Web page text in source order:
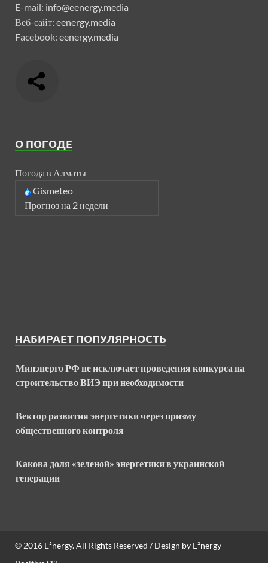
E-mail: info@eenergy.media
Веб-сайт: eenergy.media
Facebook: eenergy.media
О ПОГОДЕ
Погода в Алматы
Gismeteo
Прогноз на 2 недели
НАБИРАЕТ ПОПУЛЯРНОСТЬ
Минэнерго РФ не исключает проведения конкурса на
строительство ВИЭ при необходимости
Вектор развития энергетики через призму
общественного контроля
Какова доля «зеленой» энергетики в украинской
генерации
© 2016 E²nergy. All Rights Reserved / Design by E²nergy